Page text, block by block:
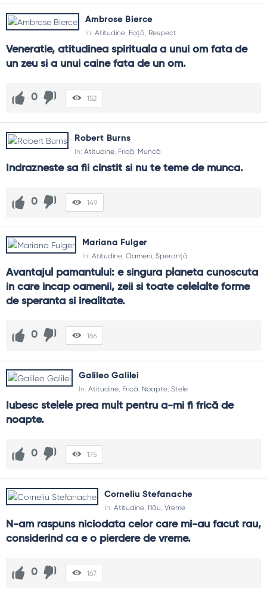
Ambrose Bierce
In: Atitudine, Față, Respect
Veneratie, atitudinea spirituala a unui om fata de
un zeu si a unui caine fata de un om.
0 152
Robert Burns
In: Atitudine, Frică, Muncă
Indrazneste sa fii cinstit si nu te teme de munca.
0 149
Mariana Fulger
In: Atitudine, Oameni, Speranță
Avantajul pamantului: e singura planeta cunoscuta
in care incap oamenii, zeii si toate celelalte forme
de speranta si irealitate.
0 166
Galileo Galilei
In: Atitudine, Frică, Noapte, Stele
Iubesc stelele prea mult pentru a-mi fi frică de
noapte.
0 175
Corneliu Stefanache
In: Atitudine, Rău, Vreme
N-am raspuns niciodata celor care mi-au facut rau,
considerind ca e o pierdere de vreme.
0 167